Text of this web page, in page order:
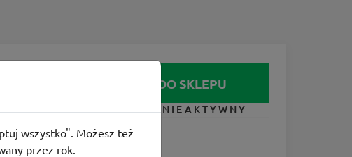
IDŹ DO SKLEPU
KUPON NIEAKTYWNY
wszystko". Możesz też
przez rok.